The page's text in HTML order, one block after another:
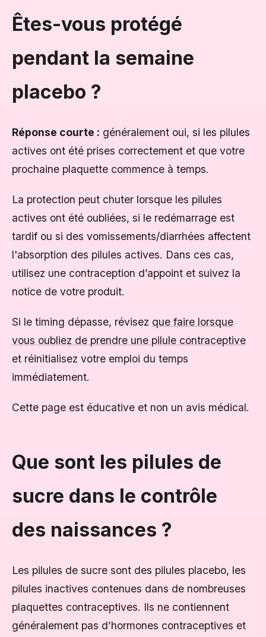
Êtes-vous protégé
pendant la semaine
placebo ?
Réponse courte : généralement oui, si les pilules
actives ont été prises correctement et que votre
prochaine plaquette commence à temps.
La protection peut chuter lorsque les pilules
actives ont été oubliées, si le redémarrage est
tardif ou si des vomissements/diarrhées affectent
l'absorption des pilules actives. Dans ces cas,
utilisez une contraception d’appoint et suivez la
notice de votre produit.
Si le timing dépasse, révisez que faire lorsque
vous oubliez de prendre une pilule contraceptive
et réinitialisez votre emploi du temps
immédiatement.
Cette page est éducative et non un avis médical.
Que sont les pilules de
sucre dans le contrôle
des naissances ?
Les pilules de sucre sont des pilules placebo, les
pilules inactives contenues dans de nombreuses
plaquettes contraceptives. Ils ne contiennent
généralement pas d’hormones contraceptives et